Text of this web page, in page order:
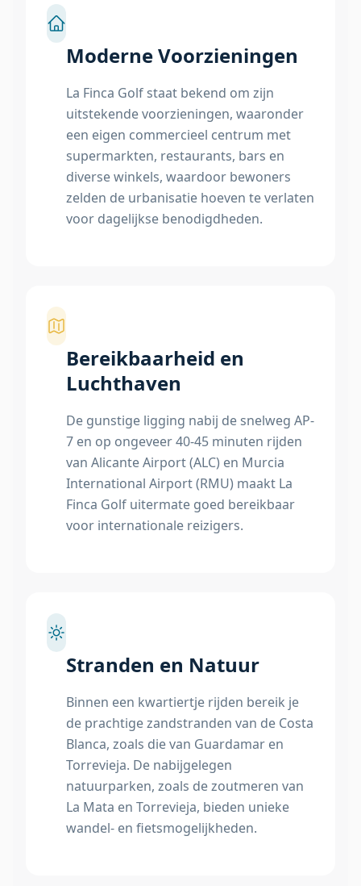
Moderne Voorzieningen
La Finca Golf staat bekend om zijn
uitstekende voorzieningen, waaronder
een eigen commercieel centrum met
supermarkten, restaurants, bars en
diverse winkels, waardoor bewoners
zelden de urbanisatie hoeven te verlaten
voor dagelijkse benodigdheden.
Bereikbaarheid en
Luchthaven
De gunstige ligging nabij de snelweg AP-
7 en op ongeveer 40-45 minuten rijden
van Alicante Airport (ALC) en Murcia
International Airport (RMU) maakt La
Finca Golf uitermate goed bereikbaar
voor internationale reizigers.
Stranden en Natuur
Binnen een kwartiertje rijden bereik je
de prachtige zandstranden van de Costa
Blanca, zoals die van Guardamar en
Torrevieja. De nabijgelegen
natuurparken, zoals de zoutmeren van
La Mata en Torrevieja, bieden unieke
wandel- en fietsmogelijkheden.